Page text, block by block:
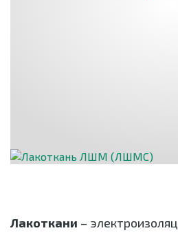
Лакоткани –